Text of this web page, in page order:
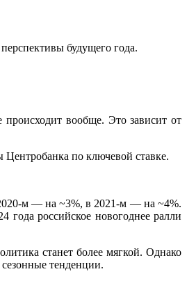
будущего года.
вообще. Это зависит от
Центробанка по ключевой ставке.
2020-м — на ~3%, в 2021-м — на ~4%.
года российское новогоднее ралли
станет более мягкой. Однако
тенденции.